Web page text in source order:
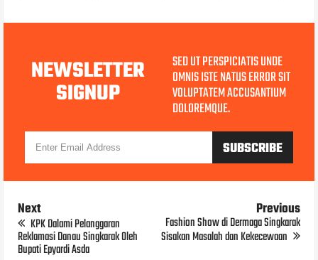
NEWSLETTER
SIGNUP
SED UT PERSPICIATIS UNDE
OMNIS ISTE NATUS ERROR SIT
VOLUPTATEM ACCUSANTIUM
DOLOREMQUE.
Next
KPK Dalami Pelanggaran
Reklamasi Danau Singkarak Oleh
Bupati Epyardi Asda
Previous
Fashion Show di Dermaga Singkarak
Sisakan Masalah dan Kekecewaan